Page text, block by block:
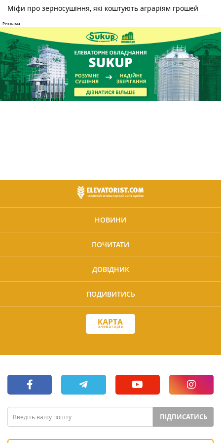
Міфи про зерносушіння, які коштують аграріям грошей
НОВИНИ
ПОЧИТАТИ
ДОВІДНИК
ПОДИВИТИСЬ
ПІДПИСАТИСЬ